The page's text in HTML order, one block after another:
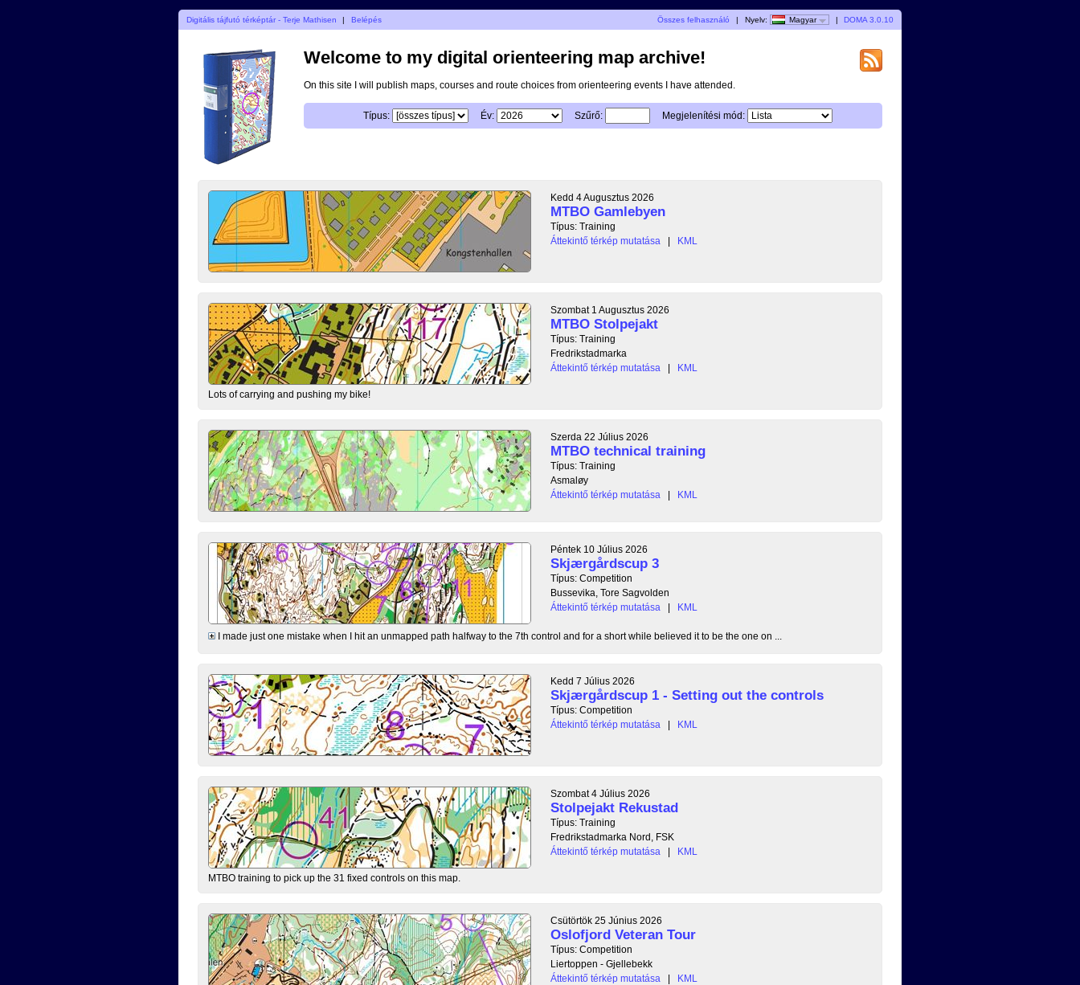
Digitális tájfutó térképtár - Terje Mathisen | Belépés Összes felhasználó | Nyelv: Magyar | DOMA 3.0.10
Welcome to my digital orienteering map archive!
On this site I will publish maps, courses and route choices from orienteering events I have attended.
Típus: Év: Szűrő: Megjelenítési mód:
Kedd 4 Augusztus 2026
MTBO Gamlebyen
Típus: Training
Áttekintő térkép mutatása
| KML
Szombat 1 Augusztus 2026
MTBO Stolpejakt
Típus: Training
Fredrikstadmarka
Áttekintő térkép mutatása
| KML
Lots of carrying and pushing my bike!
Szerda 22 Július 2026
MTBO technical training
Típus: Training
Asmaløy
Áttekintő térkép mutatása
| KML
Péntek 10 Július 2026
Skjærgårdscup 3
Típus: Competition
Bussevika, Tore Sagvolden
Áttekintő térkép mutatása
| KML
I made just one mistake when I hit an unmapped path halfway to the 7th control and for a short while believed it to be the one on ...
Kedd 7 Július 2026
Skjærgårdscup 1 - Setting out the controls
Típus: Competition
Áttekintő térkép mutatása
| KML
Szombat 4 Július 2026
Stolpejakt Rekustad
Típus: Training
Fredrikstadmarka Nord, FSK
Áttekintő térkép mutatása
| KML
MTBO training to pick up the 31 fixed controls on this map.
Csütörtök 25 Június 2026
Oslofjord Veteran Tour
Típus: Competition
Liertoppen - Gjellebekk
Áttekintő térkép mutatása
| KML